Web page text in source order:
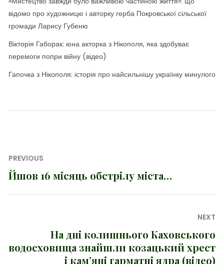
відомо про художницю і авторку герба Покровської сільської
громади Ларису Губеню
Вікторія Габорак: юна акторка з Нікополя, яка здобуває
перемоги попри війну (відео)
Гапочка з Нікополя: історія про найсильнішу українку минулого
Навігація
записів
PREVIOUS
Previous
Йшов 16 місяць обстрілу міста…
NEXT
post:
На дні колишнього Каховського
водосховища знайшли козацький хрест
і кам’яні гарматні ядра (відео)